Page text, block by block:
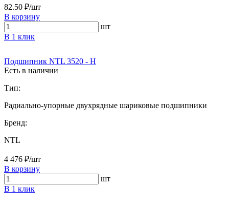
82.50 ₽/шт
В корзину
шт
В 1 клик
Подшипник NTL 3520 - H
Есть в наличии
Тип:
Радиально-упорные двухрядные шариковые подшипники
Бренд:
NTL
4 476 ₽/шт
В корзину
шт
В 1 клик